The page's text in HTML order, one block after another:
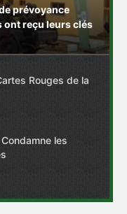
prévoyance
ont reçu leurs clés
Rouges de la
les